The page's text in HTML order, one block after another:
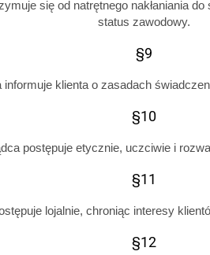
się od natrętnego nakłaniania
status zawodowy.
§9
klienta o zasadach
§10
postępuje etycznie, uczciwie i
§11
lojalnie, chroniąc interesy
§12